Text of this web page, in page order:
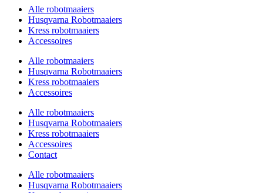
Alle robotmaaiers
Husqvarna Robotmaaiers
Kress robotmaaiers
Accessoires
Alle robotmaaiers
Husqvarna Robotmaaiers
Kress robotmaaiers
Accessoires
Alle robotmaaiers
Husqvarna Robotmaaiers
Kress robotmaaiers
Accessoires
Contact
Alle robotmaaiers
Husqvarna Robotmaaiers